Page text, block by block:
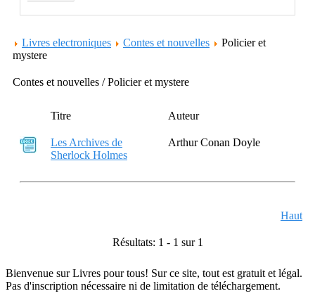
Livres electroniques Contes et nouvelles
Policier et
mystere
Contes et nouvelles / Policier et mystere
Titre Auteur
Les Archives de
Sherlock Holmes
Arthur Conan Doyle
Haut
Résultats: 1 - 1 sur 1
Bienvenue sur Livres pour tous! Sur ce site, tout est gratuit et légal.
Pas d'inscription nécessaire ni de limitation de téléchargement.